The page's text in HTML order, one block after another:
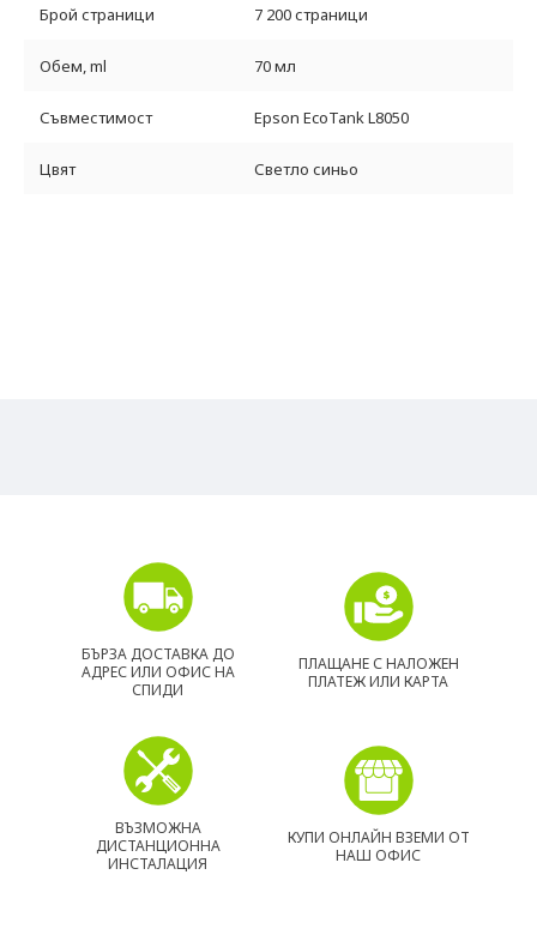
Брой страници 7 200 страници
Обем, ml 70 мл
Съвместимост Epson EcoTank L8050
Цвят Светло синьо
БЪРЗА ДОСТАВКА ДО
АДРЕС ИЛИ ОФИС НА
СПИДИ
ПЛАЩАНЕ С НАЛОЖЕН
ПЛАТЕЖ ИЛИ КАРТА
ВЪЗМОЖНА
ДИСТАНЦИОННА
ИНСТАЛАЦИЯ
КУПИ ОНЛАЙН ВЗЕМИ ОТ
НАШ ОФИС